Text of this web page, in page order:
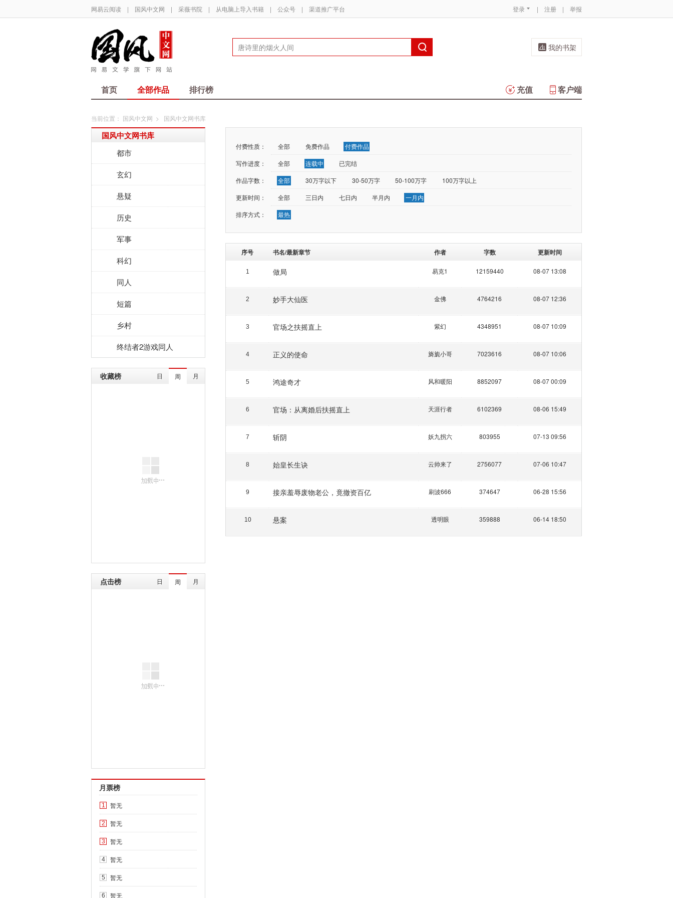
网易云阅读 | 国风中文网 | 采薇书院 | 从电脑上导入书籍 | 公众号 | 渠道推广平台 登录 | 注册 | 举报
我的书架
首页 全部作品 排行榜 客户端
充值
当前位置： 国风中文网 > 国风中文网书库
国风中文网书库
都市
玄幻
悬疑
历史
军事
科幻
同人
短篇
乡村
终结者2游戏同人
收藏榜 日 周 月
点击榜 日 周 月
月票榜
1 暂无
2 暂无
3 暂无
4 暂无
5 暂无
6 暂无
付费性质： 全部 免费作品
付费作品
写作进度：
全部 连载中
已完结
作品字数：
全部 30万字以下 30-50万字 50-100万字
100万字以上
更新时间：
全部 三日内 七日内 半月内
一月内
排序方式：
最热
序号 书名/最新章节 作者 字数 更新时间
1 做局 易克1 12159440 08-07 13:08
2 妙手大仙医 金佛 4764216 08-07 12:36
3 官场之扶摇直上 紫幻 4348951 08-07 10:09
4 正义的使命 旖旎小哥 7023616 08-07 10:06
5 鸿途奇才 风和暖阳 8852097 08-07 00:09
6 官场：从离婚后扶摇直上 天涯行者 6102369 08-06 15:49
7 斩阴 妖九拐六 803955 07-13 09:56
8 始皇长生诀 云帅来了 2756077 07-06 10:47
9 接亲羞辱废物老公，竟撤资百亿 刷波666 374647 06-28 15:56
10 悬案 透明眼 359888 06-14 18:50